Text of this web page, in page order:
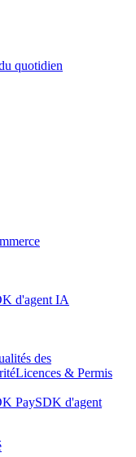
quotidien
d'agent IA
des
Licences & Permis
PaySDK d'agent